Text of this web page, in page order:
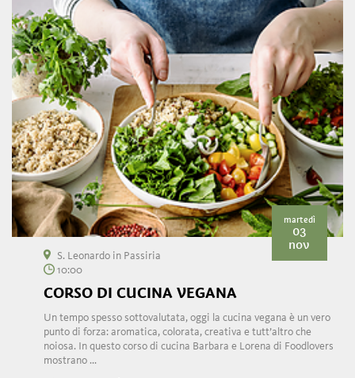
martedì
03
nov
S. Leonardo in Passiria
10:00
CORSO DI CUCINA VEGANA
Un tempo spesso sottovalutata, oggi la cucina vegana è un vero
punto di forza: aromatica, colorata, creativa e tutt’altro che
noiosa. In questo corso di cucina Barbara e Lorena di Foodlovers
mostrano ...